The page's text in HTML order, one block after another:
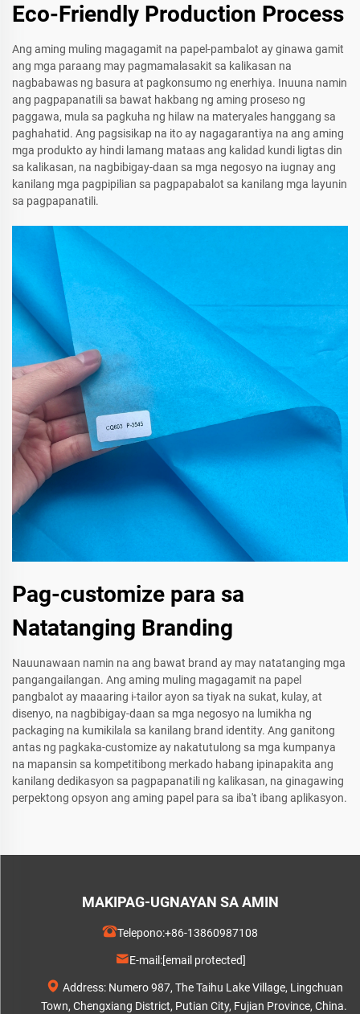
Eco-Friendly Production Process
Ang aming muling magagamit na papel-pambalot ay ginawa gamit
ang mga paraang may pagmamalasakit sa kalikasan na
nagbabawas ng basura at pagkonsumo ng enerhiya. Inuuna namin
ang pagpapanatili sa bawat hakbang ng aming proseso ng
paggawa, mula sa pagkuha ng hilaw na materyales hanggang sa
paghahatid. Ang pagsisikap na ito ay nagagarantiya na ang aming
mga produkto ay hindi lamang mataas ang kalidad kundi ligtas din
sa kalikasan, na nagbibigay-daan sa mga negosyo na iugnay ang
kanilang mga pagpipilian sa pagpapabalot sa kanilang mga layunin
sa pagpapanatili.
Pag-customize para sa
Natatanging Branding
Nauunawaan namin na ang bawat brand ay may natatanging mga
pangangailangan. Ang aming muling magagamit na papel
pangbalot ay maaaring i-tailor ayon sa tiyak na sukat, kulay, at
disenyo, na nagbibigay-daan sa mga negosyo na lumikha ng
packaging na kumikilala sa kanilang brand identity. Ang ganitong
antas ng pagkaka-customize ay nakatutulong sa mga kumpanya
na mapansin sa kompetitibong merkado habang ipinapakita ang
kanilang dedikasyon sa pagpapanatili ng kalikasan, na ginagawing
perpektong opsyon ang aming papel para sa iba't ibang aplikasyon.
MAKIPAG-UGNAYAN SA AMIN
Telepono:+86-13860987108
E-mail:[email protected]
Address: Numero 987, The Taihu Lake Village, Lingchuan
Town, Chengxiang District, Putian City, Fujian Province, China.